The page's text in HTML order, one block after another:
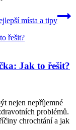
místa a tipy
Jak to řešit?
nejen nepříjemné
problémů.
chrochtání a jak